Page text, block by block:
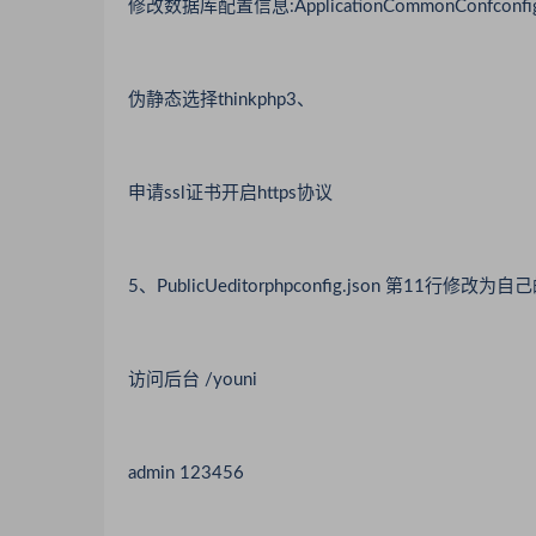
修改数据库配置信息
伪静态选择thinkphp3、
申请ssl证书开启https协议
5、PublicUeditorphpconfig.json 第11行修改为自己
访问后台 /youni
admin 123456